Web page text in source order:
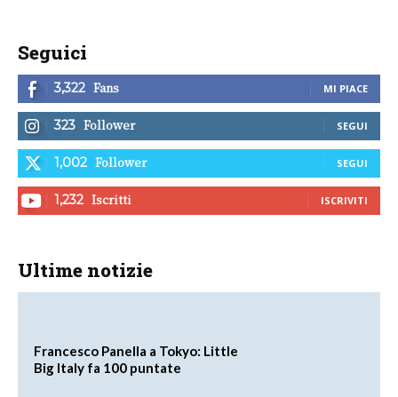
Seguici
3,322 Fans MI PIACE
323 Follower SEGUI
1,002 Follower SEGUI
1,232 Iscritti ISCRIVITI
Ultime notizie
Francesco Panella a Tokyo: Little
Big Italy fa 100 puntate